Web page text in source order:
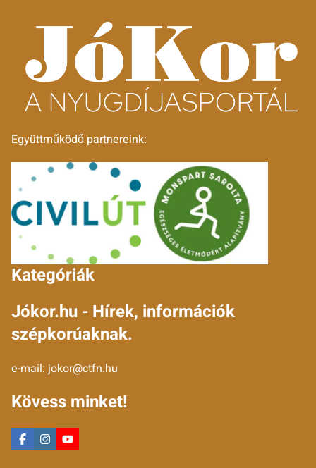
Együttműködő partnereink:
Kategóriák
Jókor.hu - Hírek, információk
szépkorúaknak.
e-mail: jokor@ctfn.hu
Kövess minket!